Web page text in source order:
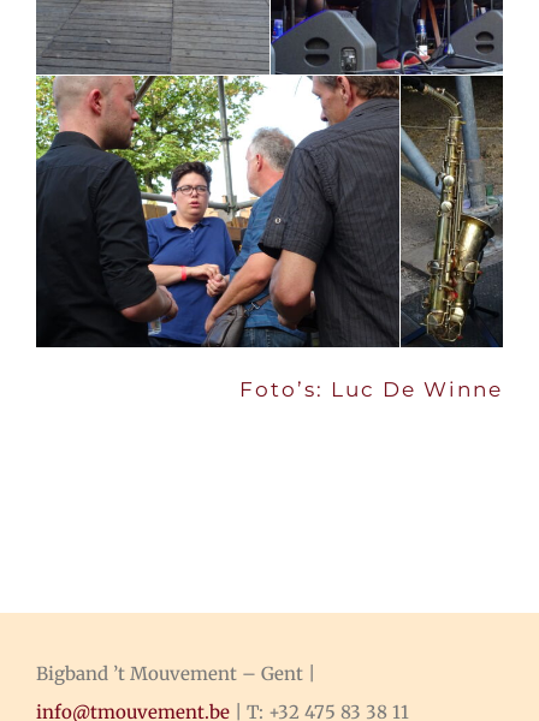
Foto’s: Luc De Winne
Bigband ’t Mouvement – Gent |
info@tmouvement.be| T: +32 475 83 38 11